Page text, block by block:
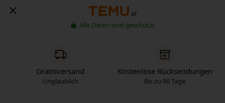
AT
Alle Daten sind geschützt
Gratisversand
Unglaublich
Kostenlose Rücksendungen
Bis zu 90 Tage